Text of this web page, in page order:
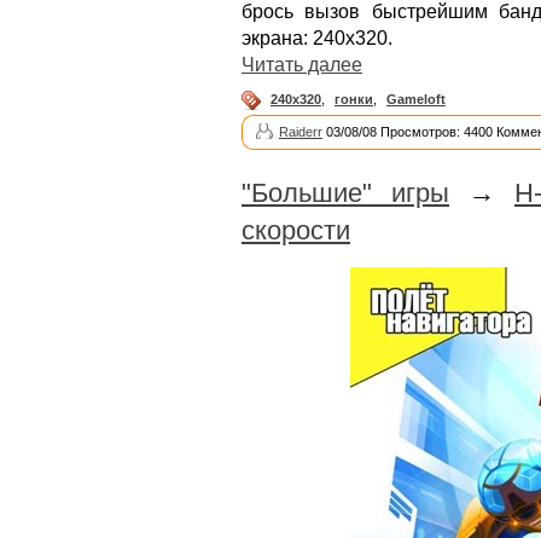
брось вызов быстрейшим
экрана: 240х320.
Читать далее
240x320 гонки Gameloft
Raiderr 03/08/08 Просмотров: 4400
"Большие" игры →
скорости